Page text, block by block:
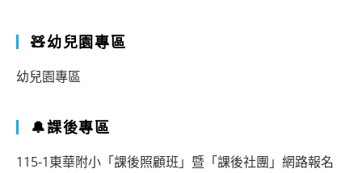
🧸幼兒園專區
幼兒園專區
🔔課後專區
115-1東華附小「課後照顧班」暨「課後社團」網路報名